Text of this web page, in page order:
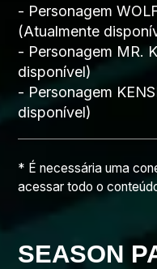
- Personagem
(Atualmente
- Personagem MR.
disponível)
- Personagem
disponível)
* É necessária uma
acessar todo o
SEASON